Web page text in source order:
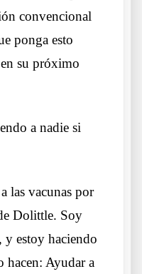
convencional
ponga esto
su próximo
a nadie si
las vacunas por
Dolittle. Soy
estoy haciendo
hacen: Ayudar a